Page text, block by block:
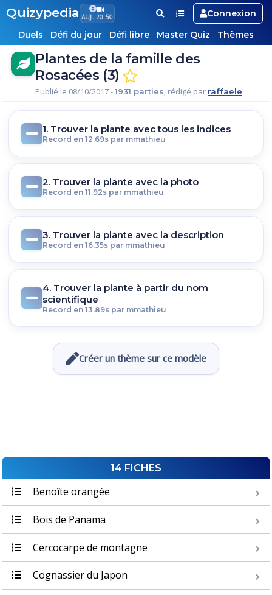
Quizypedia AUJ. 20:50
Connexion
Duels
Défi du jour Défi libre Master Quiz Thèmes
Plantes de la famille des
Rosacées (3)
Publié le 08/10/2017 -1931 parties, rédigé par raffaele
1. Trouver la plante avec tous les indices
Record en 12.69s par mmathieu
2. Trouver la plante avec la photo
Record en 11.92s par mmathieu
3. Trouver la plante avec la description
Record en 16.35s par mmathieu
4. Trouver la plante à partir du nom
scientifique
Record en 13.89s par mmathieu
Créer un thème sur ce modèle
14 FICHES
Benoîte orangée
Bois de Panama
Cercocarpe de montagne
Cognassier du Japon